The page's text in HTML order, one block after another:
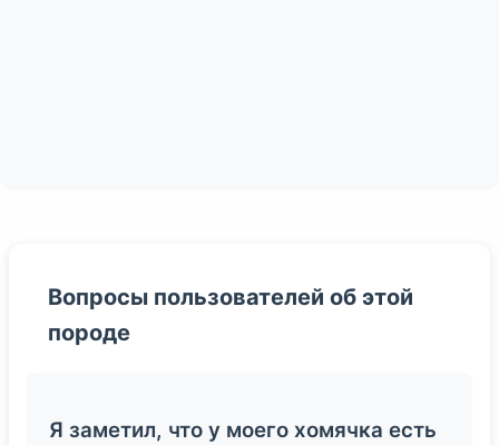
Вопросы пользователей об этой
породе
Я заметил, что у моего хомячка есть